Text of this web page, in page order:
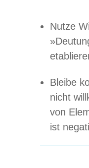
Nutze
Bleibe
nicht
von
ist